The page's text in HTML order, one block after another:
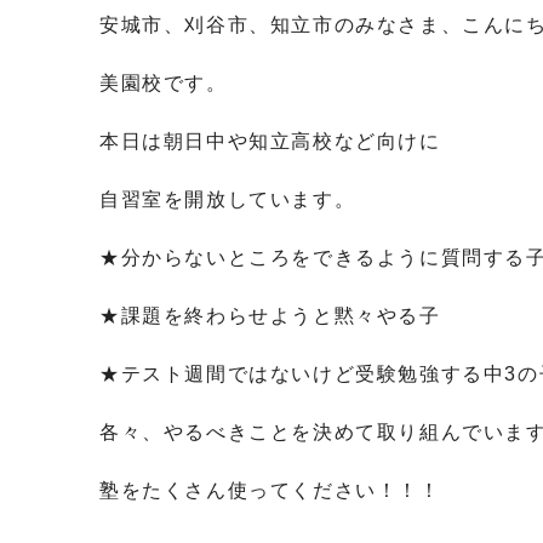
安城市、刈谷市、知立市のみなさま、こんにち
美園校です。
本日は朝日中や知立高校など向けに
自習室を開放しています。
★分からないところをできるように質問する子
★課題を終わらせようと黙々やる子
★テスト週間ではないけど受験勉強する中3の
各々、やるべきことを決めて取り組んでいます
塾をたくさん使ってください！！！